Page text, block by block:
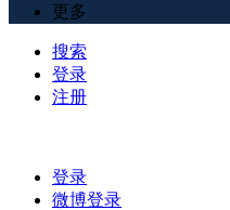
更多
搜索
登录
注册
登录
微博登录